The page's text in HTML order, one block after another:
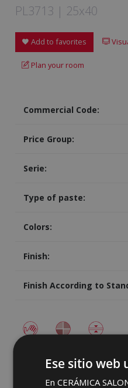
PL3713 | 25x40
Add to favorites
Plan your room
Commercial Code:
Price Group:
Serie:
Type of paste:
Colors:
Finish:
Finish According to
PACKINGEse sitio web
En CERÁMICA